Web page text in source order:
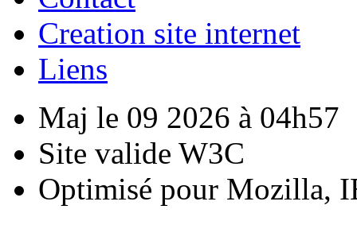
Creation site internet
Liens
Maj le 09 2026 à 04h57
Site valide W3C
Optimisé pour Mozilla,